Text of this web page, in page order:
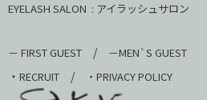
EYELASH SALON : アイラッシュサロン
－ FIRST GUEST / －MEN`S GUEST
・ RECRUIT / ・PRIVACY POLICY